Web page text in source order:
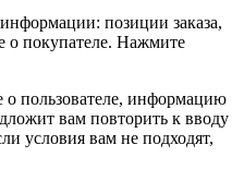
позиции заказа,
о покупателе. Нажмите
пользователе, информацию
вам повторить к вводу
условия вам не подходят,